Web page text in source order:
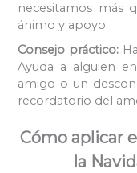
necesitamos más
ánimo y apoyo.
Consejo práctico:
Ayuda a alguien
amigo o un
recordatorio del
Cómo aplicar
la